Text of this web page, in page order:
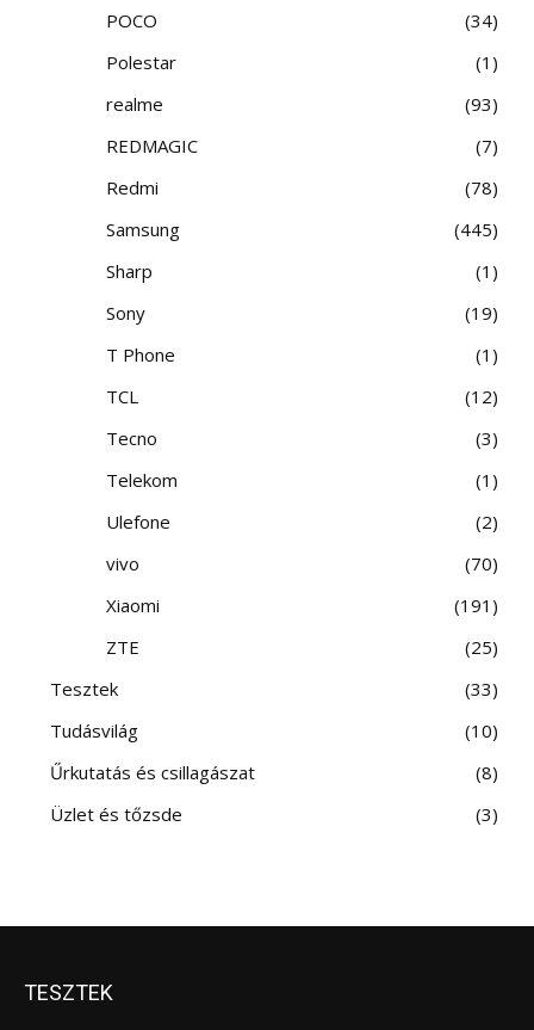
POCO
34
Polestar
1
realme
93
REDMAGIC
7
Redmi
78
Samsung
445
Sharp
1
Sony
19
T Phone
1
TCL
12
Tecno
3
Telekom
1
Ulefone
2
vivo
70
Xiaomi
191
ZTE
25
Tesztek
33
Tudásvilág
10
Űrkutatás és csillagászat
8
Üzlet és tőzsde
3
TESZTEK